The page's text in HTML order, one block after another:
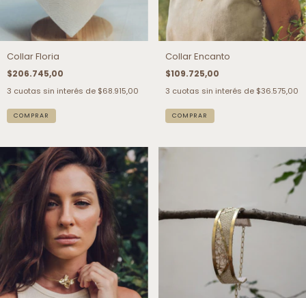
Collar Floria
$206.745,00
3 cuotas sin interés de $68.915,00
COMPRAR
Collar Encanto
$109.725,00
3 cuotas sin interés de $36.575,00
COMPRAR